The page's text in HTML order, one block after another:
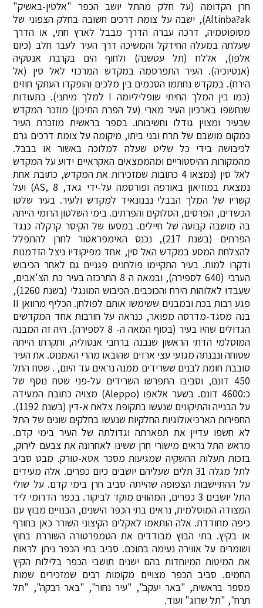
חרן הקדומה (על חלק מהתל יושב הכפר "אלטין-באשיק"
Altinba?ak), ישבה על צומת דרכים חשובה בחלק הצפוני של
מסופוטמיה, דרכה עברה הדרך מבבל לארץ חתי, או הדרך
שעלתה במעלה החידקל והמשיכה דרך העיר לעבר חלב (כיום
אלפו), אללח (תל עטשנה) ולחוף הים בקרבת אנטקיה
(אנטיוכיה). העיר התפרסמה במקדש המרכזי לאל סין (אל
הירח). במקדש נחתמו הסכמים בין מלכים והופקדו העתקי חוזים
(כמו בין המלך החיתי שופליליומה I למלך מיתני). בתעודות
שנחשפו בארכיון העיר מארי (על הפרת התיכון) מוזכר המקדש
שבעיר ומצוין גודלו וחשיבותו. בספר בראשית מוזכרת העיר
כמקום מושבם של תרח ובני ביתו, מיקומה על צומת דרכים גרם
לכיבושה בידי כל שליט שעלה למלוכה באשור או בבבל.
מהמקורות ההיסטוריים ומהממצאים האקראיים ידוע על המקדש
לאל סין (נמצאו 4 כתובות שמזכירות את המקדש, כתובת אחת
נמצאת במוזיאון באורפה ופורסמה על-ידי גאד, AS, 8) ועל
קשריו של המלך הבבלי נבנונאיד למקדש ולעיר. בעיר שלטו
הכשדים, הפרסים, הסלוקים והפרתים. בימי השלטון הרומי הייתה
בה מושבה קבועה של חיילים. במסעו של הקיסר קרקלה כנגד
הפרתים (בשנת 217), נכנס האימפראטור לחרן להתפלל
להצלחת המסע במקדש האל סין, אחד מפיקודיו ניצל הזדמנות
ודקרו למות. בעיר התקיימו פולחנים פגניים גם לאחר הכיבוש
הערבי (640 לספירה), ובמאה ה 8 התרכזה בעיר כת הצ'אבים,
שעבדו לאלוהות הירח והכוכבים. הכיבוש המונגלי (בשנת 1260),
פגע רבות בכת ובמבנים ששימשו אותם לפולחן. הכליף מרוואן II
בנה מסגד-מדרסה מפואר, כנראה על חורבות אחד המקדשים
הגדולים שהיו בעיר (בסוף המאה ה- 8 לספירה). היה זה המבנה
המוסלמי הדתי הראשון שנבנה ברחבי אנטוליה, ותקרתו הייתה
שטוחה ונבנתה מגזעי עצי ארזים שהובאו מהרי האמנוס. את העיר
סובבת חומת לבנים ששרידים ממנה נראים עד היום, . שטח התל
450 דונם, וסביבו התפרשו השרידים על-פני שטח נוסף של
כ:4600 דונם. בשער אלאפו (Aleppo) מצויה כתובת המעידה
על הבנייה והתיקונים שנעשו בתקופת צלאח א-דין (בשנת 1192).
החפירות הארכיאולוגיות החלקיות שנעשו בחלקים שונים של התל
לא חשפו עדיין את תפארתה וגדולתה של העיר בימי קדם.
מראש התל נראים מישורי חרן ששינו לאחרונה את צבעם לירוק,
בזכות תעלות ההשקיה שמגיעות מסכר אטא-טורק. מבט סביב
לתל מגלה 31 תלים שעליהם יושבים כיום כפרים. אלה מעידים
על ההתיישבות הצפופה שהייתה סביב חרן בימי קדם. על שולי
התל יושבים 3 כפרים, המהווים מוקד לביקור. בכפר הדרומי ליד
המצודה המוסלמית, נראים בתי הכפר הישנים, הבנויים מבוץ עם
כיפה מחודדת. אלה הותאמו לאקלים הקיצוני השורר כאן בחורף
או בקיץ. בתי הבוץ מבודדים את הטמפרטורה השוררת בחוץ
ושומרים על אווירה נעימה בתוכם. סביב בתי הכפר ניתן לראות
את המיטות המיוחדות בהם ישנים תושבי הכפר בלילות הקיץ
החמים. סביב הכפר מצויים מקומות רבים שמזכירים שמות
מספר בראשית, "באר יעקב", "עיר נחור", "באר רבקה", "תל
תרח", "תל שרוג" ועוד.